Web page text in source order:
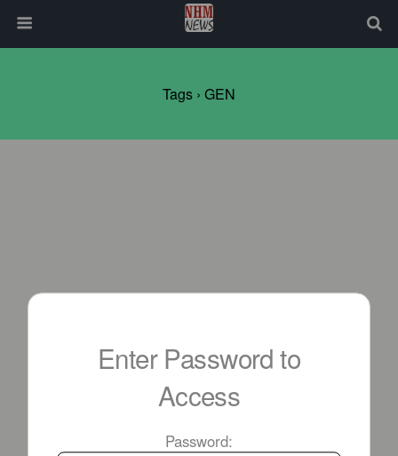
Tags › GEN
Enter Password to
Access
Password: